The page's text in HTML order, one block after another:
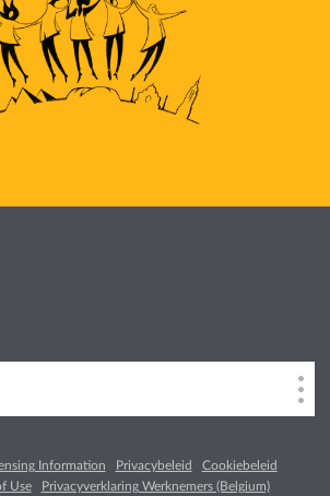
Information Privacybeleid
Cookiebeleid
Use Privacyverklaring Werknemers (Belgium)